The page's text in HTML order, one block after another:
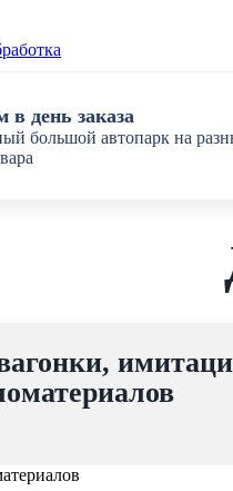
в день заказа
большой автопарк на